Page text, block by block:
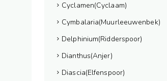
Cyclamen(Cyclaam)
Cymbalaria(Muurleeuwenbek)
Delphinium(Ridderspoor)
Dianthus(Anjer)
Diascia(Elfenspoor)